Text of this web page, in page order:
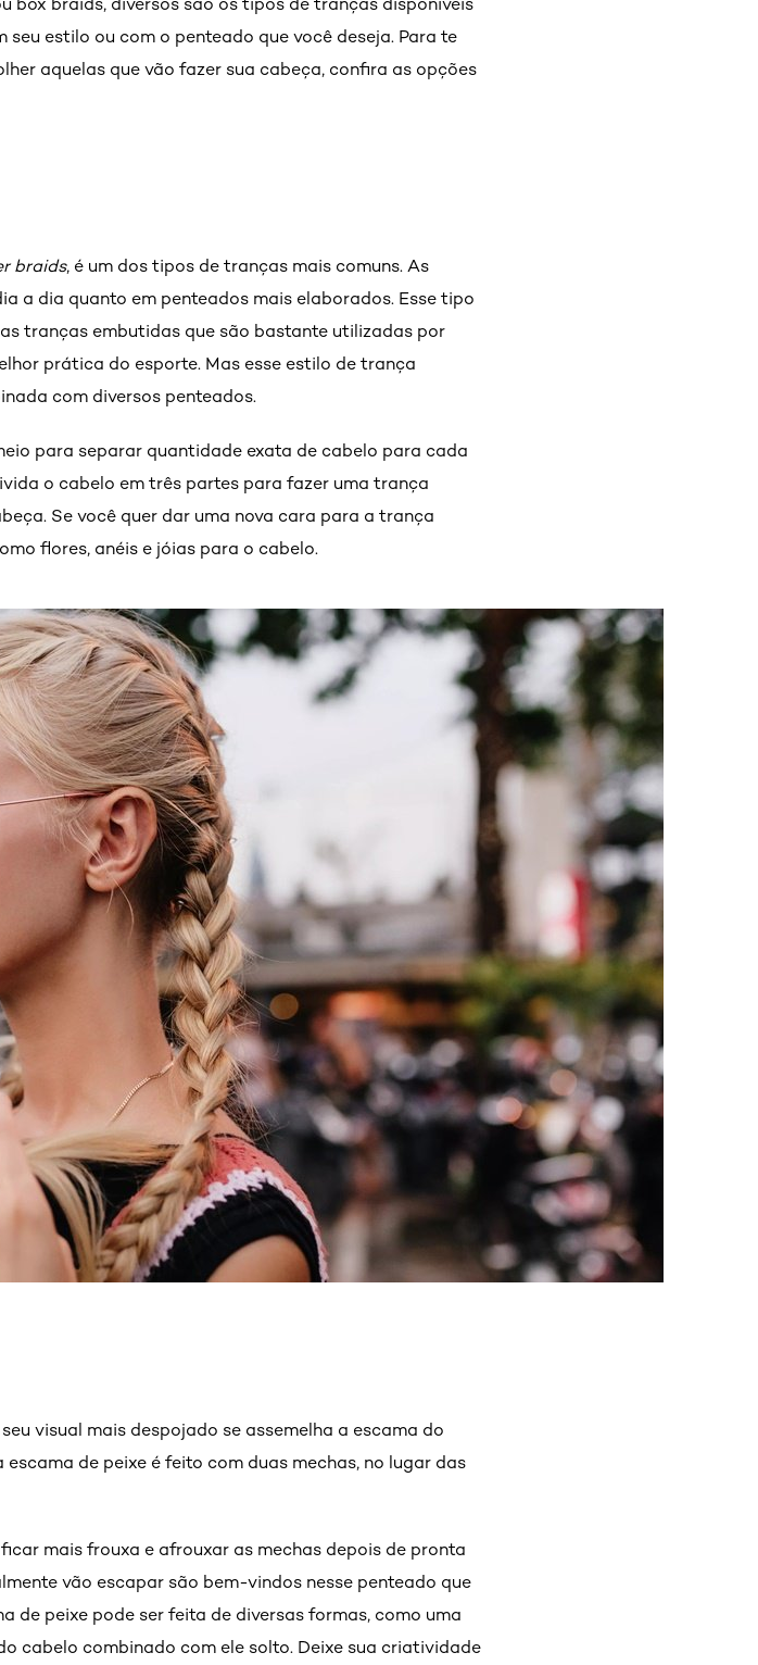
estilo ou com o penteado que você deseja. Para te
aquelas que vão fazer sua cabeça, confira as opções
braids, é um dos tipos de tranças mais comuns. As
a dia quanto em penteados mais elaborados. Esse tipo
tranças embutidas que são bastante utilizadas por
prática do esporte. Mas esse estilo de trança
com diversos penteados.
para separar quantidade exata de cabelo para cada
o cabelo em três partes para fazer uma trança
Se você quer dar uma nova cara para a trança
flores, anéis e jóias para o cabelo.
visual mais despojado se assemelha a escama do
de peixe é feito com duas mechas, no lugar das
mais frouxa e afrouxar as mechas depois de pronta
vão escapar são bem-vindos nesse penteado que
de peixe pode ser feita de diversas formas, como uma
cabelo combinado com ele solto. Deixe sua criatividade